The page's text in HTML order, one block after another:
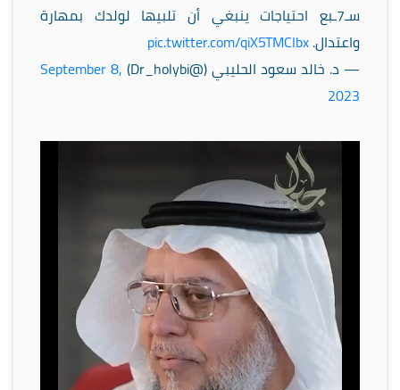
سـ7ـبع احتياجات ينبغي أن تلبيها لولدك بمهارة
واعتدال.pic.twitter.com/qiX5TMCIbx
— د. خالد سعود الحليبي (@Dr_holybi)
September 8,
2023